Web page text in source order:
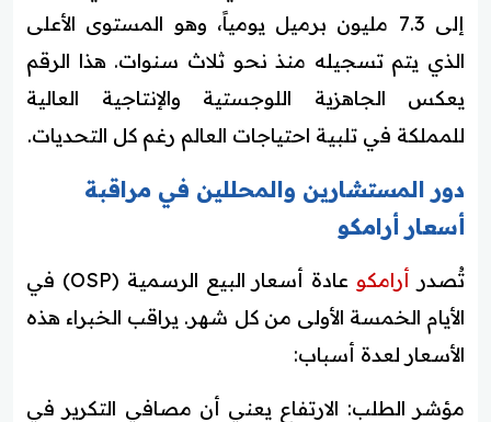
إلى 7.3 مليون برميل يومياً، وهو المستوى الأعلى
الذي يتم تسجيله منذ نحو ثلاث سنوات. هذا الرقم
يعكس الجاهزية اللوجستية والإنتاجية العالية
للمملكة في تلبية احتياجات العالم رغم كل التحديات.
دور المستشارين والمحللين في مراقبة
أسعار أرامكو
تُصدر أرامكو
عادة أسعار البيع الرسمية (OSP) في
الأيام الخمسة الأولى من كل شهر. يراقب الخبراء هذه
الأسعار لعدة أسباب:
مؤشر الطلب: الارتفاع يعني أن مصافي التكرير في